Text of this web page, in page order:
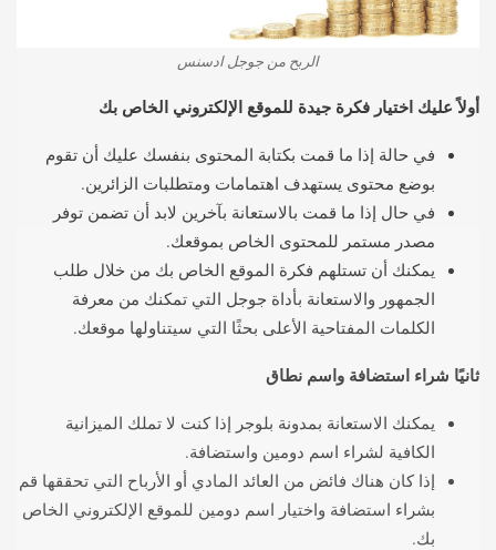
الربح من جوجل ادسنس
أولاً عليك اختيار فكرة جيدة للموقع الإلكتروني الخاص بك
في حالة إذا ما قمت بكتابة المحتوى بنفسك عليك أن تقوم
بوضع محتوى يستهدف اهتمامات ومتطلبات الزائرين.
في حال إذا ما قمت بالاستعانة بآخرين لابد أن تضمن توفر
مصدر مستمر للمحتوى الخاص بموقعك.
يمكنك أن تستلهم فكرة الموقع الخاص بك من خلال طلب
الجمهور والاستعانة بأداة جوجل التي تمكنك من معرفة
الكلمات المفتاحية الأعلى بحثًا التي سيتناولها موقعك.
ثانيًا شراء استضافة واسم نطاق
يمكنك الاستعانة بمدونة بلوجر إذا كنت لا تملك الميزانية
الكافية لشراء اسم دومين واستضافة.
إذا كان هناك فائض من العائد المادي أو الأرباح التي تحققها قم
بشراء استضافة واختيار اسم دومين للموقع الإلكتروني الخاص
بك.